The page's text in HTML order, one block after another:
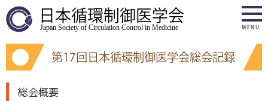
日本循環制御医学会
Japan Society of Circulation Control in Medicine MENU
第17回日本循環制御医学会総会記録
総会概要